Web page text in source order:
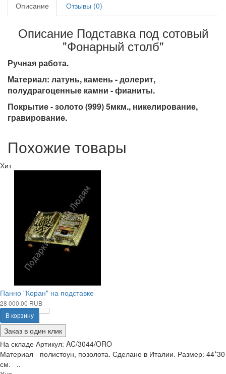
Описание
Отзывы (0)
Описание Подставка под сотовый
"Фонарный столб"
Ручная работа.
Материал: латунь, камень - долерит,
полудрагоценные камни - фианиты.
Покрытие - золото (999) 5мкм., никелирование,
гравирование.
Похожие товары
Хит
Панно "Коран" на подставке
28 000.00 RUB
В корзину
Заказ в один клик
На складе Артикул: AC/3044/ORO
Материал - полистоун, позолота. Сделано в Италии. Размер: 44*30
см. ..